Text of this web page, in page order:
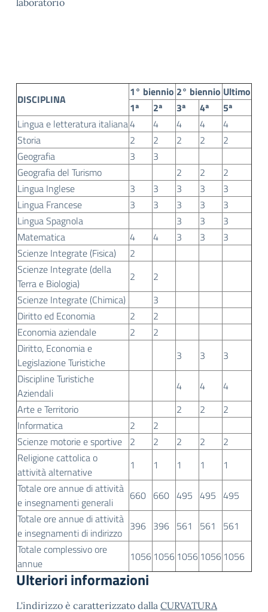
laboratorio
DISCIPLINA
1° biennio 2° biennio Ultimo
1ª
2ª 3ª 4ª
5ª
Lingua e letteratura italiana4 4 4 4
4
Storia
2 2 2 2
2
Geografia
3
3
Geografia del Turismo
2 2
2
Lingua Inglese
3 3 3 3
3
Lingua Francese
3 3 3 3
3
Lingua Spagnola
3 3
3
Matematica
4 4 3 3
3
Scienze Integrate (Fisica)
2
Scienze Integrate (della
Terra e Biologia)
2
2
Scienze Integrate (Chimica)
3
Diritto ed Economia
2
2
Economia aziendale
2
2
Diritto, Economia e
Legislazione Turistiche
3 3
3
Discipline Turistiche
Aziendali
4 4
4
Arte e Territorio
2 2
2
Informatica
2
2
Scienze motorie e sportive 2 2 2 2
2
Religione cattolica o
attività alternative
1 1 1 1
1
Totale ore annue di attività
e insegnamenti generali
660 660 495 495 495
Totale ore annue di attività
e insegnamenti di indirizzo 396 396 561 561
561
Totale complessivo ore
annue
1056 1056 1056 1056 1056
Ulteriori informazioni
L'indirizzo è caratterizzato dalla CURVATURA